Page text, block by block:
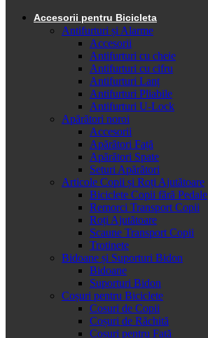
Accesorii pentru Bicicleta
Antifurturi și Alarme
Accesorii
Antifurturi cu cheie
Antifurturi cu cifru
Antifurturi Lanț
Antifurturi Pliabile
Antifurturi U-Lock
Apărători noroi
Accesorii
Apărători Față
Apărători Spate
Seturi Apărători
Articole Copii și Roți Ajutătoare
Biciclete Copii fără Pedale
Remorci Transport Copii
Roți Ajutătoare
Scaune Transport Copii
Trotinete
Bidoane și Suporturi Bidon
Bidoane
Suporturi Bidon
Coșuri pentru Biciclete
Cosuri de Copii
Coșuri de Răchită
Coșuri pentru Față